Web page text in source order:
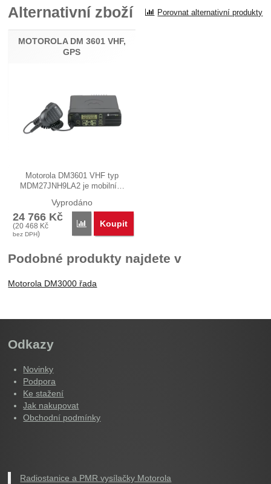
Alternativní zboží Porovnat alternativní produkty
MOTOROLA DM 3601 VHF,
GPS
Motorola DM3601 VHF typ
MDM27JNH9LA2 je mobilní…
Vyprodáno
24 766 Kč
(20 468 Kč
bez DPH)
Porovnat
Koupit
Podobné produkty najdete v
Motorola DM3000 řada
Odkazy
Novinky
Podpora
Ke stažení
Jak nakupovat
Obchodní podmínky
Radiostanice a PMR vysílačky Motorola